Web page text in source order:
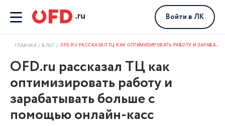
Войти в ЛК
ГЛАВНАЯ БЛОГ OFD.RU РАССКАЗАЛ ТЦ КАК ОПТИМИЗИРОВАТЬ РАБОТУ И ЗАРАБАТЫВАТЬ БОЛЬШЕ С ПОМОЩЬЮ ОНЛАЙН-КАСС
OFD.ru рассказал ТЦ как
оптимизировать работу и
зарабатывать больше с
помощью онлайн-касс